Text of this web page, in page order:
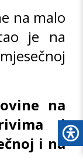
na malo
je na
na
i
i na